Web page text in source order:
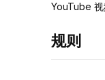
YouTube
规则